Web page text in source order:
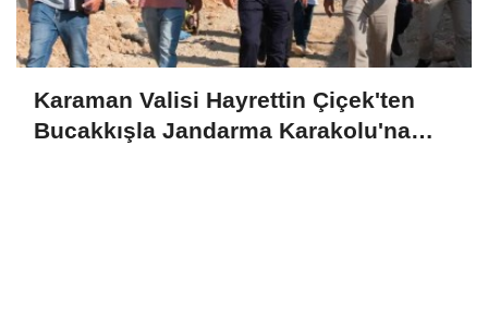
Karaman Valisi Hayrettin Çiçek'ten
Bucakkışla Jandarma Karakolu'na